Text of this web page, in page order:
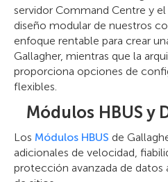
servidor Command Centre y
diseño modular de nuestros
enfoque rentable para crear
Gallagher, mientras que la
proporciona opciones de
flexibles.
Módulos HBUS y
Los Módulos HBUS de
adicionales de velocidad,
protección avanzada de datos